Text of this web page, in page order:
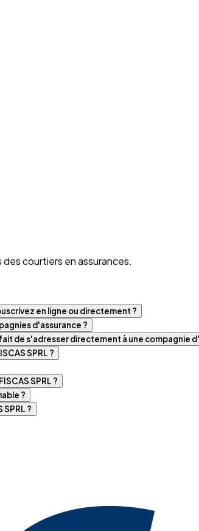
courtiers en assurances.
en ligne ou directement ?
d'assurance ?
de s'adresser directement à une compagnie
SPRL ?
SPRL ?
?
?